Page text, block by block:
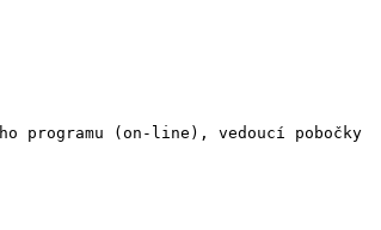
programu (on-line), vedoucí pobočky